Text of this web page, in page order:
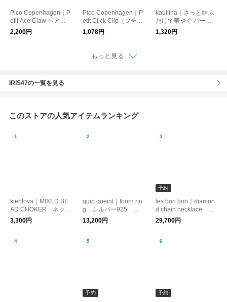
Pico Copenhagen｜P
etit Ace Claw ヘアク
リップ
2,200円
Pico Copenhagen｜P
etit Click Clip（プチク
リッククリップ）ヘア
ピン【メール便】
1,078円
kauliina｜さっと結ぶ
だけで華やぐ パール
とビジューのヘアゴム
2点セット
1,320円
もっと見る
IRIS47の一覧を見る
このストアの人気アイテムランキング
kiehtova｜MIXED BE
AD CHOKER ネック
レス コード レイヤ
ード
3,300円
quip queint｜thorn rin
g シルバー925 リ
ング ユニセックス
13,200円
予約
les bon bon｜diamon
d chain necklace ダ
イヤモンド 10金
ネックレス
29,700円
予約 予約